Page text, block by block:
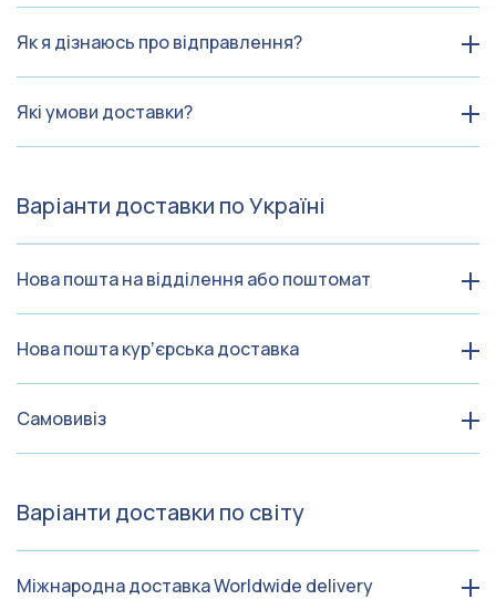
Як я дізнаюсь про відправлення?
Які умови доставки?
Варіанти доставки по Україні
Нова пошта на відділення або поштомат
Нова пошта курʼєрська доставка
Самовивіз
Варіанти доставки по світу
Міжнародна доставка Worldwide delivery